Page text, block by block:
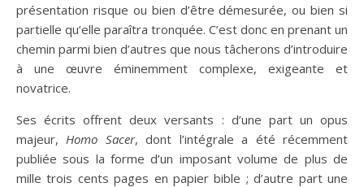
présentation risque ou bien d’être démesurée, ou bien si
partielle qu’elle paraîtra tronquée. C’est donc en prenant un
chemin parmi bien d’autres que nous tâcherons d’introduire
à une œuvre éminemment complexe, exigeante et
novatrice.
Ses écrits offrent deux versants : d’une part un opus
majeur, Homo Sacer, dont l’intégrale a été récemment
publiée sous la forme d’un imposant volume de plus de
mille trois cents pages en papier bible ; d’autre part une